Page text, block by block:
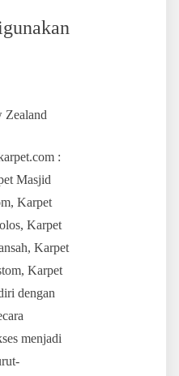
Zealand
:
Masjid
Karpet
Karpet
Karpet
Karpet
dengan
menjadi